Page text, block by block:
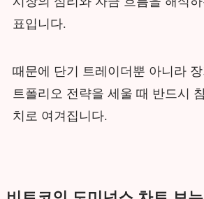
표입니다.
때문에 단기 트레이더뿐 아니라
트폴리오 전략을 세울 때 반드시
치로 여겨집니다.